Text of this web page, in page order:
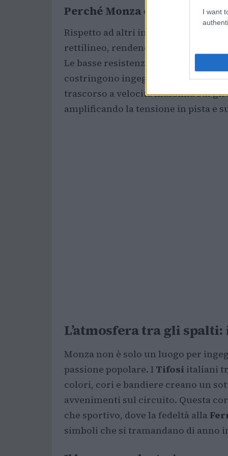
I want
Perché Monza è diversa
Rispetto ad altri impianti, Monza
rettilineo, rendendo le qualifiche e
Le basse resistenze aerodinamiche
costringono ingegneri e piloti a
trascorso a velocità massima sul
amplificando la tensione in pista e
L’atmosfera tra gli
Monza non è solo un luogo per
passione popolare. I Tifosi italiani
colori, cori e bandiere creano un
avvenimenti sul circuito. Questa
che sportivo, dove la fedeltà alla
simboli che si tramandano di anno